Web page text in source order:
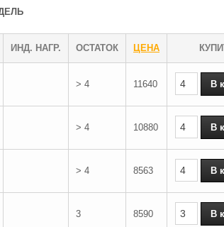
ИНД. НАГР. ОСТАТОК ЦЕНА
> 4 11640
> 4 10880
> 4 8563
3 8590